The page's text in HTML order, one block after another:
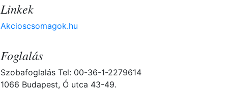
Linkek
Akcioscsomagok.hu
Foglalás
Szobafoglalás Tel: 00-36-1-2279614
1066 Budapest, Ó utca 43-49.